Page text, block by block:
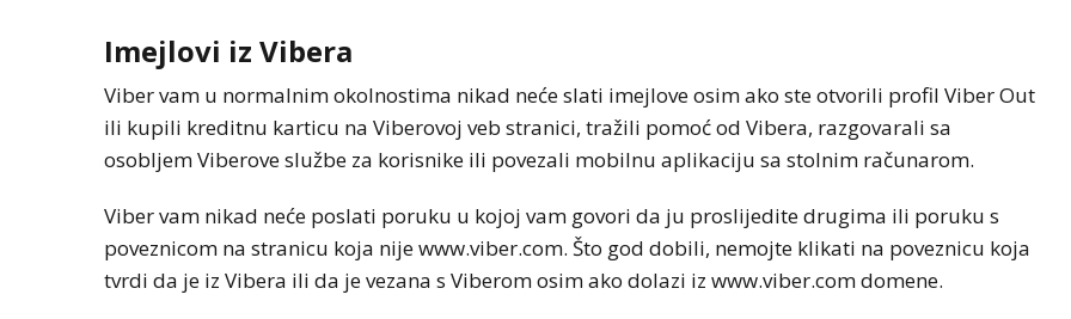
Imejlovi iz Vibera
Viber vam u normalnim okolnostima nikad neće slati imejlove osim ako ste otvorili profil Viber Out
ili kupili kreditnu karticu na Viberovoj veb stranici, tražili pomoć od Vibera, razgovarali sa
osobljem Viberove službe za korisnike ili povezali mobilnu aplikaciju sa stolnim računarom.
Viber vam nikad neće poslati poruku u kojoj vam govori da ju proslijedite drugima ili poruku s
poveznicom na stranicu koja nije www.viber.com. Što god dobili, nemojte klikati na poveznicu koja
tvrdi da je iz Vibera ili da je vezana s Viberom osim ako dolazi iz www.viber.com domene.